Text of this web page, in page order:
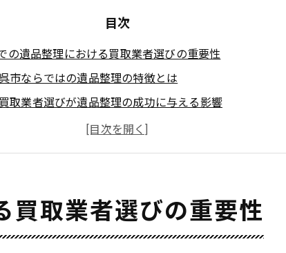
目次
の遺品整理における買取業者選びの重要性
呉市ならではの遺品整理の特徴とは
買取業者選びが遺品整理の成功に与える影響
信頼できる買取業者の選定が重要な理由
品の価値を最大化するための業者選びのポイント
品整理と買取業者の相関関係
負担を軽減するための信頼できる買取業者の見極め方
買取業者選びの重要性